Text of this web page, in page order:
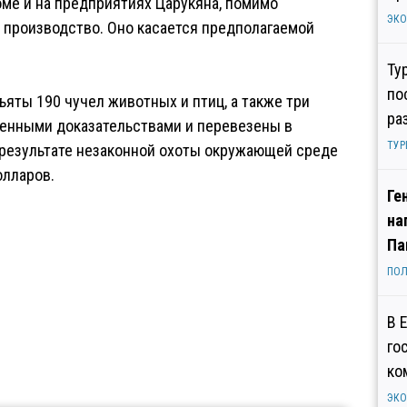
Оно касается предполагаемой
190 чучел животных и птиц, а также три
доказательствами и перевезены в
незаконной охоты окружающей среде
В